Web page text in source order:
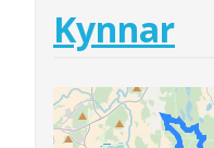
Kynnar